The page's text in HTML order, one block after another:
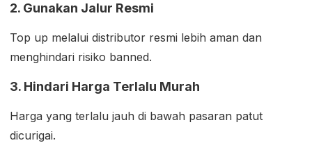
2. Gunakan Jalur Resmi
Top up melalui distributor resmi lebih aman dan
menghindari risiko banned.
3. Hindari Harga Terlalu Murah
Harga yang terlalu jauh di bawah pasaran patut
dicurigai.